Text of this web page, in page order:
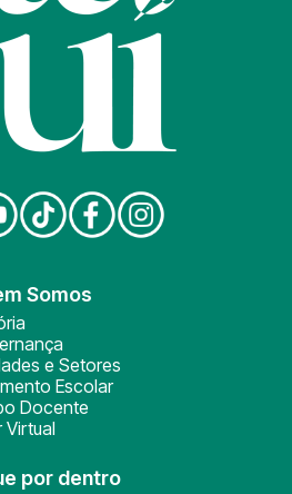
Somos
e Setores
Escolar
Docente
Virtual
por dentro